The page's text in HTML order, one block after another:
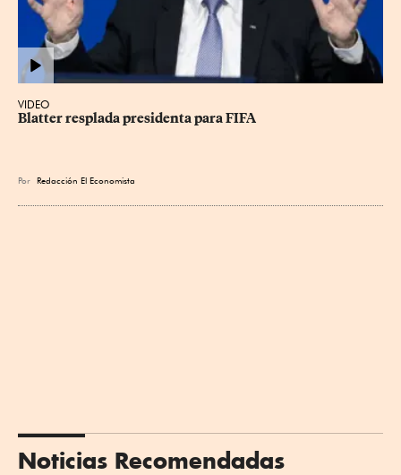
VIDEO
Blatter resplada presidenta para FIFA
Por Redacción El Economista
Noticias Recomendadas